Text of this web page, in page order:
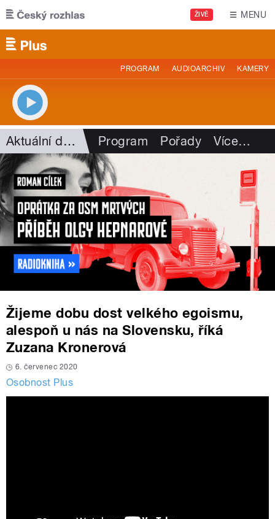
Přejít k hlavnímu obsahu
ŽIVĚ MENU
PROGRAM AUDIOARCHIV KAMERY
Aktuální dění Program Pořady Více…
Žijeme dobu dost velkého egoismu,
alespoň u nás na Slovensku, říká
Zuzana Kronerová
6. červenec 2020
Osobnost Plus